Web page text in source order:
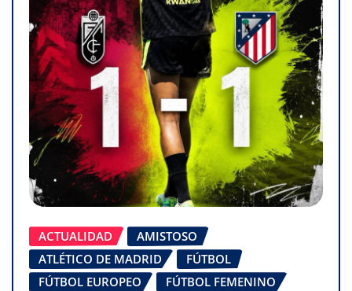
ACTUALIDAD
AMISTOSO
ATLÉTICO DE MADRID
FÚTBOL
FÚTBOL EUROPEO
FÚTBOL FEMENINO